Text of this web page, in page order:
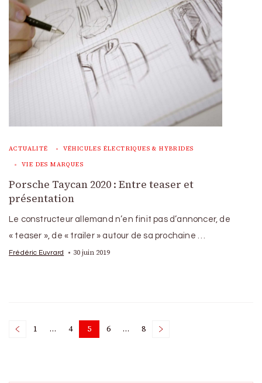
ACTUALITÉ VÉHICULES ÉLECTRIQUES & HYBRIDES
VIE DES MARQUES
Porsche Taycan 2020 : Entre teaser et
présentation
Le constructeur allemand n’en finit pas d’annoncer, de
« teaser », de « trailer » autour de sa prochaine …
Frédéric Euvrard 30 juin 2019
Posts
Page
1 … Page
4 Page
5 Page
6 … Page
8